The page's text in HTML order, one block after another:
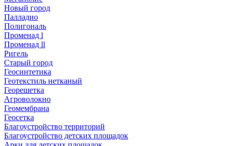
Новый город
Палладио
Полигональ
Променад l
Променад ll
Ригель
Старый город
Геосинтетика
Геотекстиль нетканый
Георешетка
Агроволокно
Геомембрана
Геосетка
Благоустройство территорий
Благоустройство детских площадок